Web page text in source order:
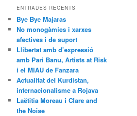
ENTRADES RECENTS
Bye Bye Majaras
No monogàmies i xarxes
afectives i de suport
Llibertat amb d’expressió
amb Pari Banu, Artists at Risk
i el MIAU de Fanzara
Actualitat del Kurdistan,
internacionalisme a Rojava
Laëtitia Moreau i Clare and
the Noise